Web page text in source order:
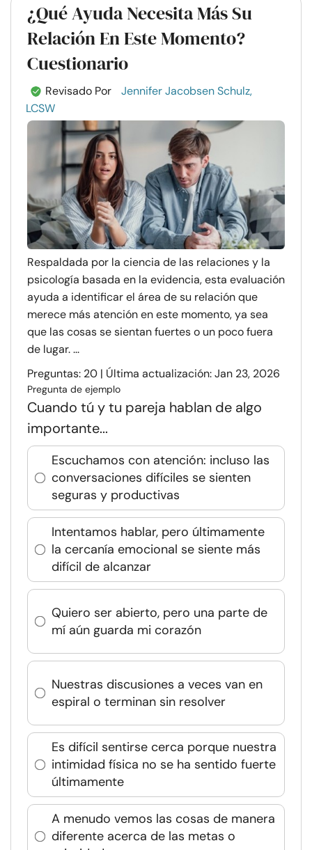
¿Qué Ayuda Necesita Más Su
Relación En Este Momento?
Cuestionario
Revisado Por
Jennifer Jacobsen Schulz,
LCSW
Respaldada por la ciencia de las relaciones y la
psicología basada en la evidencia, esta evaluación
ayuda a identificar el área de su relación que
merece más atención en este momento, ya sea
que las cosas se sientan fuertes o un poco fuera
de lugar. ...
Preguntas: 20 | Última actualización: Jan 23, 2026
Pregunta de ejemplo
Cuando tú y tu pareja hablan de algo
importante...
Escuchamos con atención: incluso las
conversaciones difíciles se sienten
seguras y productivas
Intentamos hablar, pero últimamente
la cercanía emocional se siente más
difícil de alcanzar
Quiero ser abierto, pero una parte de
mí aún guarda mi corazón
Nuestras discusiones a veces van en
espiral o terminan sin resolver
Es difícil sentirse cerca porque nuestra
intimidad física no se ha sentido fuerte
últimamente
A menudo vemos las cosas de manera
diferente acerca de las metas o